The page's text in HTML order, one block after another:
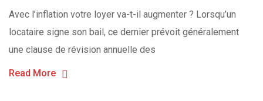
Avec l’inflation votre loyer va-t-il augmenter ? Lorsqu’un
locataire signe son bail, ce dernier prévoit généralement
une clause de révision annuelle des
Read More